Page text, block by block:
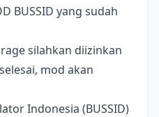
BUSSID yang sudah
silahkan diizinkan
mod akan
Indonesia (BUSSID)